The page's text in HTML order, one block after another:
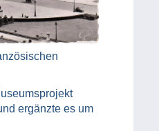
ergänzte es um